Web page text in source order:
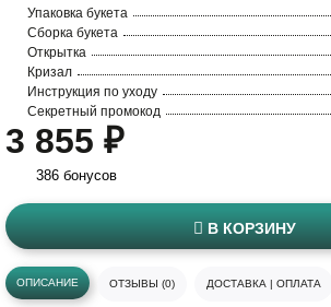
Упаковка букета
Сборка букета
Открытка
Кризал
Инструкция по уходу
Секретный промокод
3 855 ₽
386 бонусов
В КОРЗИНУ
ОПИСАНИЕ ОТЗЫВЫ (0) ДОСТАВКА | ОПЛАТА